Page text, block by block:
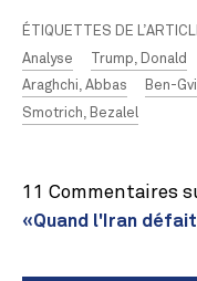
ÉTIQUETTES DE
Analyse
Trump, Donald
Araghchi, Abbas
Ben-
Smotrich, Bezalel
11 Commentaires
«Quand l'Iran